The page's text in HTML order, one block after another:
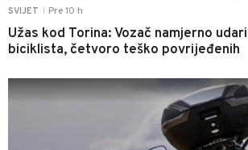
SVIJET Pre 10 h
Užas kod Torina: Vozač namjerno
biciklista, četvoro teško povrijeđenih